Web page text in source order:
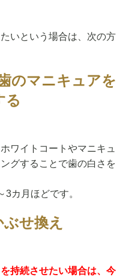
いという場合は、次の方
のマニキュアを
る
ワイトコートやマニキュ
グすることで歯の白さを
カ月ほどです。
せ換え
持続させたい場合は、今